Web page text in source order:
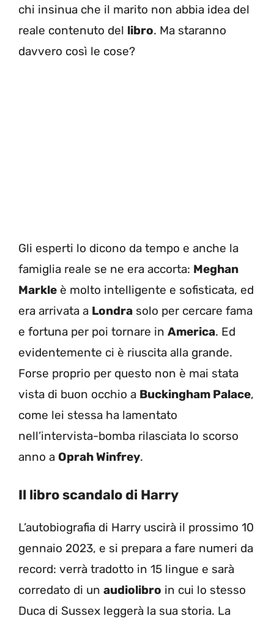
chi insinua che il marito non abbia idea del
reale contenuto del libro. Ma staranno
davvero così le cose?
Gli esperti lo dicono da tempo e anche la
famiglia reale se ne era accorta: Meghan
Markle è molto intelligente e sofisticata, ed
era arrivata a Londra solo per cercare fama
e fortuna per poi tornare in America. Ed
evidentemente ci è riuscita alla grande.
Forse proprio per questo non è mai stata
vista di buon occhio a Buckingham Palace,
come lei stessa ha lamentato
nell’intervista-bomba rilasciata lo scorso
anno a Oprah Winfrey.
Il libro scandalo di Harry
L’autobiografia di Harry uscirà il prossimo 10
gennaio 2023, e si prepara a fare numeri da
record: verrà tradotto in 15 lingue e sarà
corredato di un audiolibro in cui lo stesso
Duca di Sussex leggerà la sua storia. La